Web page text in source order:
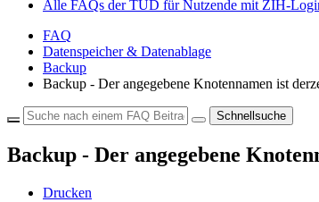
Alle FAQs der TUD für Nutzende mit ZIH-
FAQ
Datenspeicher & Datenablage
Backup
Backup - Der angegebene Knotennamen ist
Schnellsuche
Backup - Der angegebene
Drucken